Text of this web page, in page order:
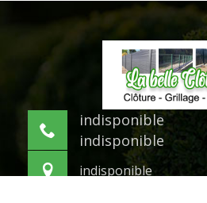
indisponible
indisponible
indisponible